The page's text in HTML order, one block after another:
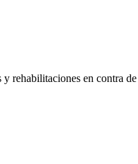
rehabilitaciones en contra